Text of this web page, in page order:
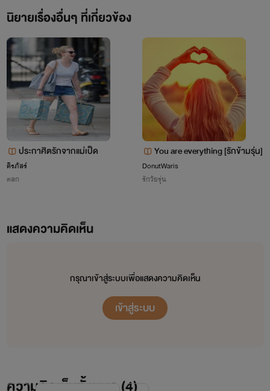
นิยายเรื่องอื่นๆ ที่เกี่ยวข้อง
ประกาศิตรักจากแม่เป็ด
ศิรภัสร์
ตลก
You are everything [รักข้ามรุ่น]
DonutWaris
รักวัยรุ่น
แสดงความคิดเห็น
กรุณาเข้าสู่ระบบเพื่อแสดงความคิดเห็น
เข้าสู่ระบบ